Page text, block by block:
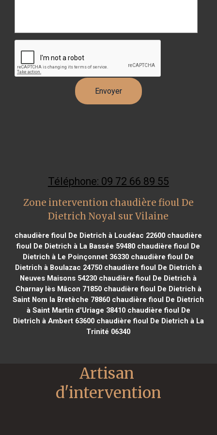
Téléphone: 09 72 66 89 55
Zone intervention chaudière fioul De
Dietrich Noyal sur Vilaine
chaudière fioul De Dietrich à Loudéac 22600 chaudière
fioul De Dietrich à La Bassée 59480 chaudière fioul De
Dietrich à Le Poinçonnet 36330 chaudière fioul De
Dietrich à Boulazac 24750chaudière fioul De Dietrich à
Neuves Maisons 54230 chaudière fioul De Dietrich à
Charnay lès Mâcon 71850chaudière fioul De Dietrich à
Saint Nom la Bretèche 78860 chaudière fioul De Dietrich
à Saint Martin d'Uriage 38410chaudière fioul De
Dietrich à Ambert 63600chaudière fioul De Dietrich à La
Trinité 06340
Artisan
d'intervention